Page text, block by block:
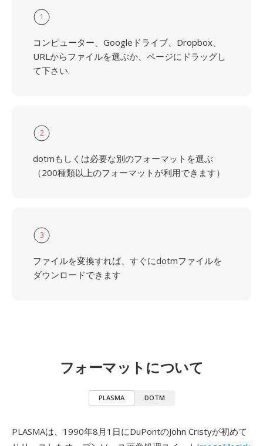
1
コンピューター、Googleドライブ、Dropbox、
URLからファイルを選ぶか、ページにドラッグし
て下さい.
2
dotmもしくは必要な別のフォーマットを選ぶ
（200種類以上のフォーマットが利用できます）
3
ファイルを変換すれば、すぐにdotmファイルを
ダウンロードできます
フォーマットについて
PLASMA DOTM
PLASMAは、1990年8月1日にDuPontのJohn Cristyが初めて